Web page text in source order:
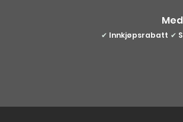
✔ Innkjøpsrabatt ✔